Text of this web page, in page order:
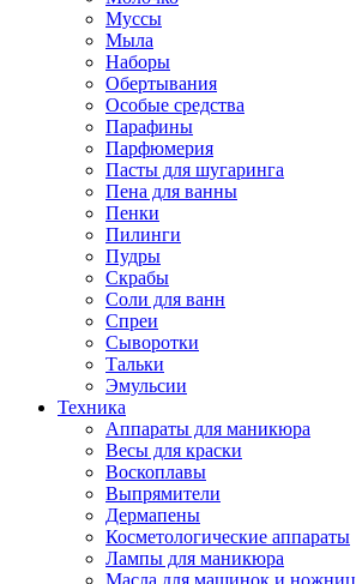
Муссы
Мыла
Наборы
Обертывания
Особые средства
Парафины
Парфюмерия
Пасты для шугаринга
Пена для ванны
Пенки
Пилинги
Пудры
Скрабы
Соли для ванн
Спреи
Сыворотки
Тальки
Эмульсии
Техника
Аппараты для маникюра
Весы для краски
Воскоплавы
Выпрямители
Дермапены
Косметологические аппараты
Лампы для маникюра
Масла для машинок и ножниц